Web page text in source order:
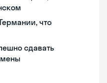
что
сдавать